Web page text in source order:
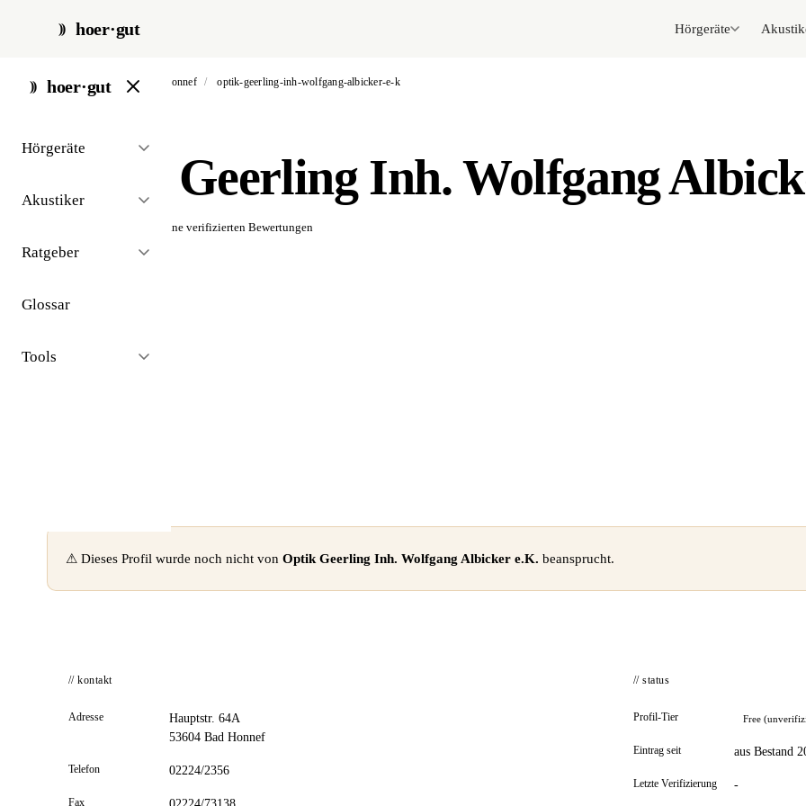
hoer·gut Hörgeräte
hoer·gut
Hörgeräte
Akustiker
Ratgeber
Glossar
Tools
start / akustiker / bad honnef / optik-geerling-inh-wolfgang-albicker-e-k
Optik Geerling Inh. Wolfgang
Noch keine verifizierten Bewertungen
⚠ Dieses Profil wurde noch nicht von Optik Geerling Inh. Wolfgang Albicker e.K. beansprucht.
// kontakt
Adresse
Hauptstr. 64A
53604 Bad Honnef
Telefon 02224/2356
Fax
// status
Profil-Tier Free
Eintrag seit aus Bestand
Letzte Verifizierung -